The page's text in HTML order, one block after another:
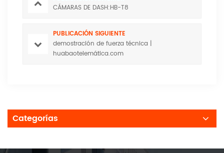
CÁMARAS DE DASH:HB-T8
PUBLICACIÓN SIGUIENTE
demostración de fuerza técnica |
huabaotelemática.com
Categorías